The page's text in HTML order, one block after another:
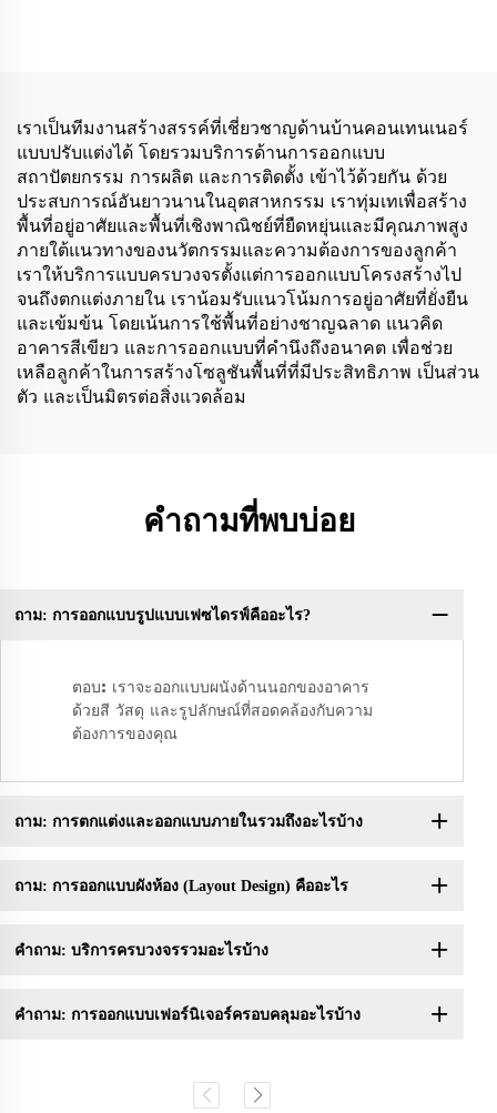
เราเป็นทีมงานสร้างสรรค์ที่เชี่ยวชาญด้านบ้านคอนเทนเนอร์
แบบปรับแต่งได้ โดยรวมบริการด้านการออกแบบ
สถาปัตยกรรม การผลิต และการติดตั้ง เข้าไว้ด้วยกัน ด้วย
ประสบการณ์อันยาวนานในอุตสาหกรรม เราทุ่มเทเพื่อสร้าง
พื้นที่อยู่อาศัยและพื้นที่เชิงพาณิชย์ที่ยืดหยุ่นและมีคุณภาพสูง
ภายใต้แนวทางของนวัตกรรมและความต้องการของลูกค้า
เราให้บริการแบบครบวงจรตั้งแต่การออกแบบโครงสร้างไป
จนถึงตกแต่งภายใน เราน้อมรับแนวโน้มการอยู่อาศัยที่ยั่งยืน
และเข้มข้น โดยเน้นการใช้พื้นที่อย่างชาญฉลาด แนวคิด
อาคารสีเขียว และการออกแบบที่คำนึงถึงอนาคต เพื่อช่วย
เหลือลูกค้าในการสร้างโซลูชันพื้นที่ที่มีประสิทธิภาพ เป็นส่วน
ตัว และเป็นมิตรต่อสิ่งแวดล้อม
คำถามที่พบบ่อย
ถาม: การออกแบบรูปแบบเฟซไดรฟ์คืออะไร?
ตอบ: เราจะออกแบบผนังด้านนอกของอาคาร
ด้วยสี วัสดุ และรูปลักษณ์ที่สอดคล้องกับความ
ต้องการของคุณ
ถาม: การตกแต่งและออกแบบภายในรวมถึงอะไรบ้าง
ถาม: การออกแบบผังห้อง (Layout Design) คืออะไร
คำถาม: บริการครบวงจรรวมอะไรบ้าง
คำถาม: การออกแบบเฟอร์นิเจอร์ครอบคลุมอะไรบ้าง